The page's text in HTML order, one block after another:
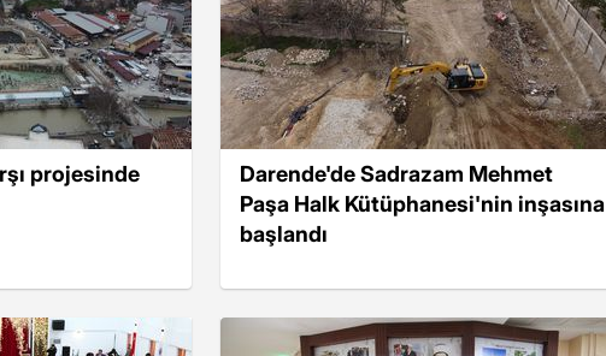
projesinde
Darende'de Sadrazam Mehmet
Paşa Halk Kütüphanesi'nin inşasına
başlandı